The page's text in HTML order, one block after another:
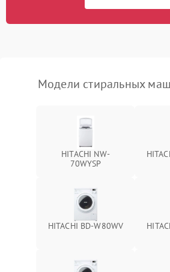
Модели стиральных
HITACHI NW-
70WYSP
HITACHI BD-W80WV